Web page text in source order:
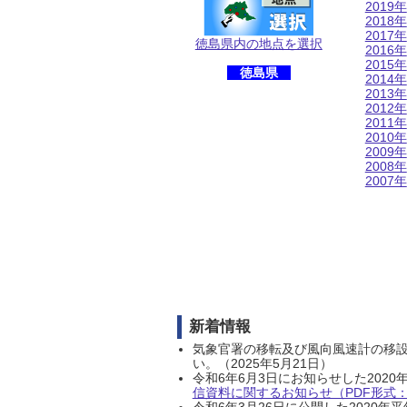
徳島県内の地点を選択
徳島県
2019年
2018年
2017年
2016年
2015年
2014年
2013年
2012年
2011年
2010年
2009年
2008年
2007年
新着情報
気象官署の移転及び風向風速計の移
い。（2025年5月21日）
令和6年6月3日にお知らせした2020
信資料に関するお知らせ（PDF形式